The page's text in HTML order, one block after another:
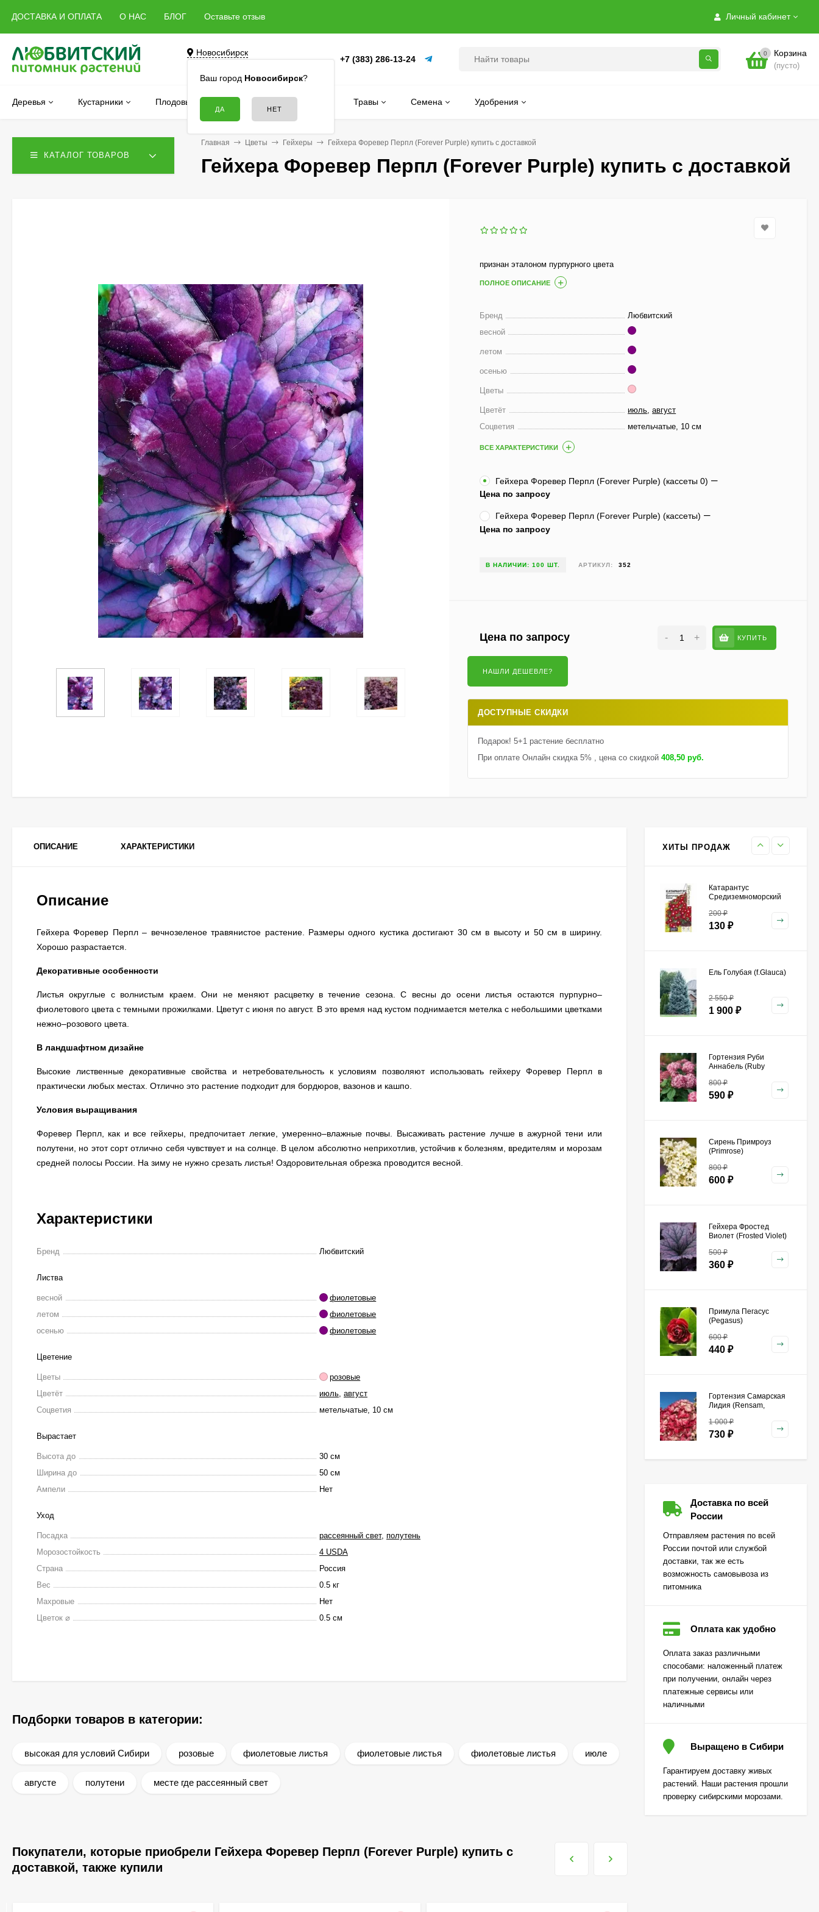
Личный кабинет
ДОСТАВКА И ОПЛАТА О НАС БЛОГ Оставьте отзыв
Новосибирск
Ваш город Новосибирск?
+7 (383) 286-13-24
0 Корзина
(пусто)
Деревья Кустарники Плодовые Хвойные Цветы Травы Семена Удобрения
КАТАЛОГ ТОВАРОВ
Главная Цветы Гейхеры Гейхера Форевер Перпл (Forever Purple) купить с доставкой
Гейхера Форевер Перпл (Forever Purple) купить с доставкой
признан эталоном пурпурного цвета
ПОЛНОЕ ОПИСАНИЕ
Бренд
Любвитский
весной
летом
осенью
Цветы
Цветёт июль,август
Соцветия
метельчатые, 10 см
ВСЕ ХАРАКТЕРИСТИКИ
Гейхера Форевер Перпл (Forever Purple) (кассеты 0)
Цена по запросу
Гейхера Форевер Перпл (Forever Purple) (кассеты)
Цена по запросу
В НАЛИЧИИ: 100 ШТ. АРТИКУЛ: 352
Цена по запросу - + КУПИТЬ
ДОСТУПНЫЕ СКИДКИ
Подарок! 5+1 растение бесплатно
При оплате Онлайн скидка 5% , цена со скидкой408,50 руб.
ОПИСАНИЕ ХАРАКТЕРИСТИКИ
Описание
Гейхера Форевер Перпл – вечнозеленое травянистое растение. Размеры одного кустика достигают 30 см в высоту и 50 см в ширину.
Хорошо разрастается.
Декоративные особенности
Листья округлые с волнистым краем. Они не меняют расцветку в течение сезона. С весны до осени листья остаются пурпурно–
фиолетового цвета с темными прожилками. Цветут с июня по август. В это время над кустом поднимается метелка с небольшими цветками
нежно–розового цвета.
В ландшафтном дизайне
Высокие лиственные декоративные свойства и нетребовательность к условиям позволяют использовать гейхеру Форевер Перпл в
практически любых местах. Отлично это растение подходит для бордюров, вазонов и кашпо.
Условия выращивания
Форевер Перпл, как и все гейхеры, предпочитает легкие, умеренно–влажные почвы. Высаживать растение лучше в ажурной тени или
полутени, но этот сорт отлично себя чувствует и на солнце. В целом абсолютно неприхотлив, устойчив к болезням, вредителям и морозам
средней полосы России. На зиму не нужно срезать листья! Оздоровительная обрезка проводится весной.
Характеристики
Бренд Любвитский
Листва
весной
фиолетовые
летом
фиолетовые
осенью
фиолетовые
Цветение
Цветы
розовые
Цветёт
июль август
Соцветия
метельчатые, 10 см
Вырастает
Высота до
30 см
Ширина до
50 см
Ампели
Нет
Уход
Посадка рассеянный свет, полутень
Морозостойкость
4 USDA
Страна
Россия
Вес
0.5 кг
Махровые
Нет
Цветок ⌀
0.5 см
Подборки товаров в категории:
высокая для условий Сибири розовые фиолетовые листья фиолетовые листья фиолетовые листья июле
августе полутени месте где рассеянный свет
Покупатели, которые приобрели Гейхера Форевер Перпл (Forever Purple) купить с
доставкой, также купили
ХИТЫ ПРОДАЖ
Гортензия Саммер Лав
(Summer Love)
метельчатая
Зебра (Golden Zebra)
Катарантус
Средиземноморский
алтая]
200₽
130 ₽
Ель Голубая (f.Glauca)
2 550₽
1 900 ₽
Гортензия Руби
Аннабель (Ruby
800₽
590 ₽
Сирень Примроуз
(Primrose)
800₽
600 ₽
Гейхера Фростед
Виолет (Frosted Violet)
500₽
360 ₽
Примула Пегасус
(Pegasus)
600₽
440 ₽
Гортензия Самарская
Лидия (Rensam,
метельчатая
1 000₽
730 ₽
500₽
360
Гортензия Лаймлайт
(Limelight) метельчатая
Огурец Корюшка
[Семена алтая]
450₽
310₽
колос английская
[Семена алтая]
130₽
Доставка по всей
России
Отправляем растения по всей
России почтой или службой
доставки, так же есть
возможность самовывоза из
питомника
Оплата как удобно
Оплата заказ различными
способами: наложенный платеж
при получении, онлайн через
платежные сервисы или
наличными
Выращено в Сибири
Гарантируем доставку живых
растений. Наши растения прошли
проверку сибирскими морозами.